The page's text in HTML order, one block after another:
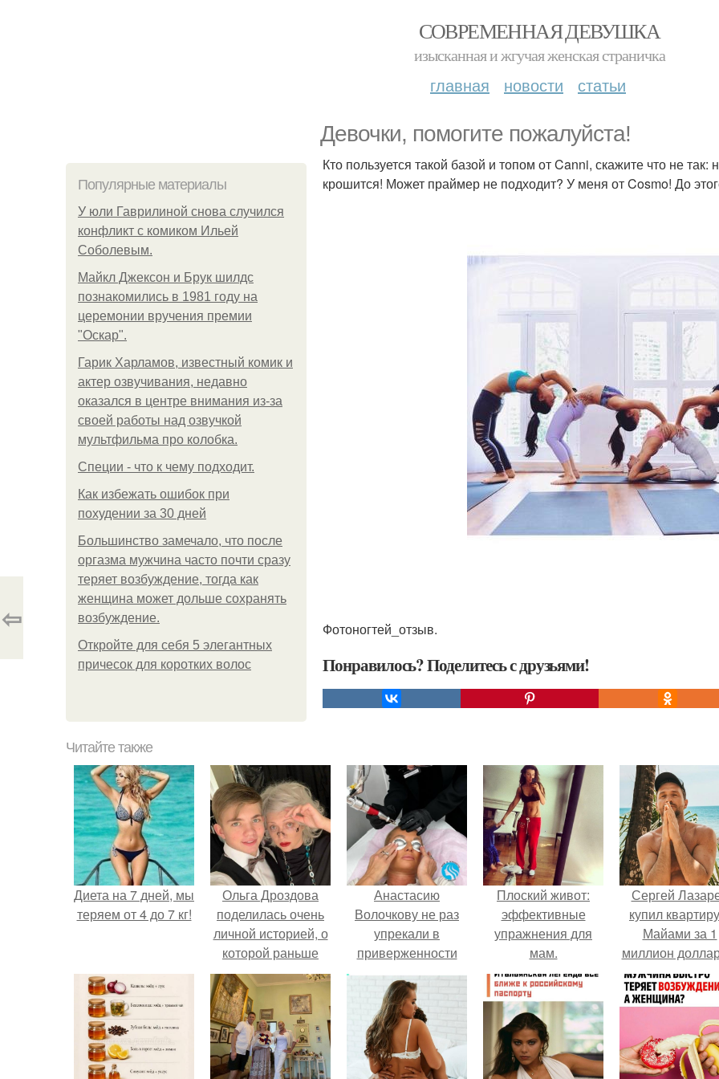
СОВРЕМЕННАЯ ДЕВУШКА
изысканная и жгучая женская страничка
главная новости статьи
Девочки, помогите пожалуйста!
Популярные материалы
У юли Гаврилиной снова случился
конфликт с комиком Ильей
Соболевым.
Майкл Джексон и Брук шилдс
познакомились в 1981 году на
церемонии вручения премии
"Оскар".
Гарик Харламов, известный комик и
актер озвучивания, недавно
оказался в центре внимания из-за
своей работы над озвучкой
мультфильма про колобка.
Специи - что к чему подходит.
Как избежать ошибок при
похудении за 30 дней
Большинство замечало, что после
оргазма мужчина часто почти сразу
теряет возбуждение, тогда как
женщина может дольше сохранять
возбуждение.
Откройте для себя 5 элегантных
причесок для коротких волос
Кто пользуется такой базой и топом от Canni, скажите что не
крошится! Может праймер не подходит? У меня от Cosmo! До
Фотоногтей_отзыв.
Понравилось? Поделитесь с друзьями!
⇦
Читайте также
Диета на 7 дней, мы
теряем от 4 до 7 кг!
Ольга Дроздова
поделилась очень
личной историей, о
которой раньше
почти не говорила.
Анастасию
Волочкову не раз
упрекали в
приверженности
устаревшим бьюти -
процедурам.
Плоский живот:
эффективные
упражнения для
мам.
Сергей
купил
Майами за 1
миллион